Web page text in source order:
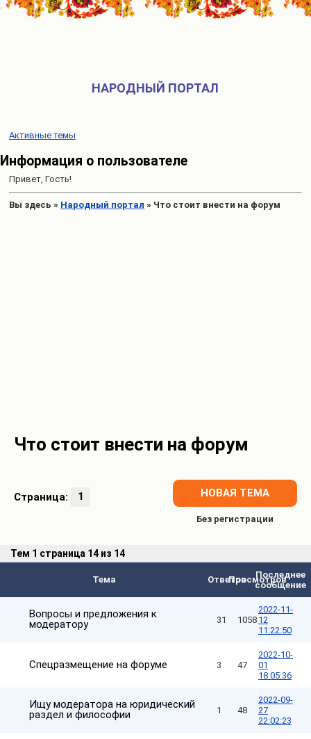
НАРОДНЫЙ ПОРТАЛ
Активные темы
Информация о пользователе
Привет, Гость!
Вы здесь » Народный портал » Что стоит внести на форум
Что стоит внести на форум
Страница: 1 НОВАЯ ТЕМА
Тем 1 страница 14 из 14
Тема ОтветовПросмотров
Последнее
сообщение
Вопросы и предложения к
модератору
31 1058
2022-11-
12
11:22:50
Спецразмещение на форуме 3 47
2022-10-
01
18:05:36
Ищу модератора на юридический
раздел и философии
1 48
2022-09-
27
22:02:23